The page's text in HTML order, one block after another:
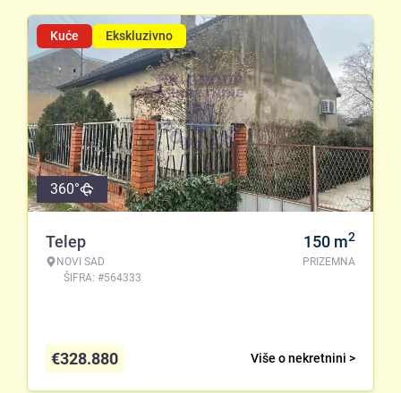
Kuće Ekskluzivno
360°
Telep
NOVI SAD
ŠIFRA: #564333
150 m2
PRIZEMNA
Više o nekretnini >
€328.880